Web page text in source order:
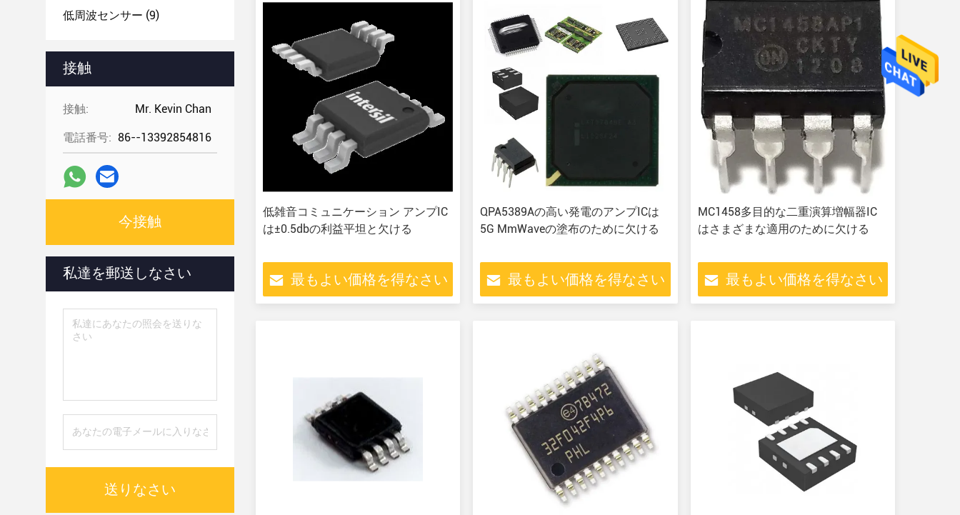
低周波センサー (9)
接触
接触: Mr. Kevin Chan
電話番号: 86--13392854816
今接触
私達を郵送しなさい
送りなさい
低雑音コミュニケーション アンプIC
は±0.5dbの利益平坦と欠ける
最もよい価格を得なさい
QPA5389Aの高い発電のアンプICは
5G MmWaveの塗布のために欠ける
最もよい価格を得なさい
MC1458多目的な二重演算増幅器IC
はさまざまな適用のために欠ける
最もよい価格を得なさい